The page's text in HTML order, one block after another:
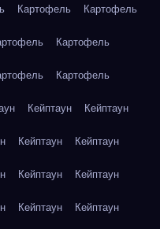
Картофель Картофель
Картофель
Картофель
Кейптаун Кейптаун
Кейптаун Кейптаун
Кейптаун Кейптаун
Кейптаун Кейптаун